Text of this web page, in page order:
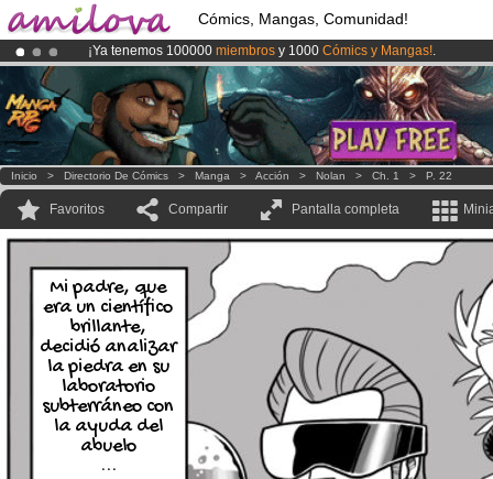
Cómics, Mangas, Comunidad!
¡Ya tenemos 100000 miembros y 1000 Cómics y Mangas!.
¡El Kickstarter Amilova está desormado lanzado!.
¡Conviertete en Premium por3.95 euros al mes!Hazte Premium ya
Inicio > Directorio De Cómics > Manga > Acción > Nolan > Ch. 1 > P. 22
Favoritos Compartir Pantalla completa
Mi padre, que
era un científico
brillante,
decidió analizar
la piedra en su
laboratorio
subterráneo con
la ayuda del
abuelo
...